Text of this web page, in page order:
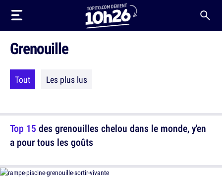
Grenouille
Tout Les plus lus
Top 15 des grenouilles chelou dans le monde, y'en
a pour tous les goûts